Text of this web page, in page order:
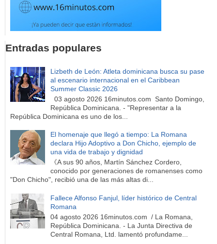
Entradas populares
Lizbeth de León: Atleta dominicana busca su pase
al escenario internacional en el Caribbean
Summer Classic 2026
03 agosto 2026 16minutos.com Santo Domingo,
República Dominicana. - "Representar a la
República Dominicana es uno de los...
El homenaje que llegó a tiempo: La Romana
declara Hijo Adoptivo a Don Chicho, ejemplo de
una vida de trabajo y dignidad
《A sus 90 años, Martín Sánchez Cordero,
conocido por generaciones de romanenses como
"Don Chicho", recibió una de las más altas di...
Fallece Alfonso Fanjul, líder histórico de Central
Romana
04 agosto 2026 16minutos.com / La Romana,
República Dominicana. - La Junta Directiva de
Central Romana, Ltd. lamentó profundame...